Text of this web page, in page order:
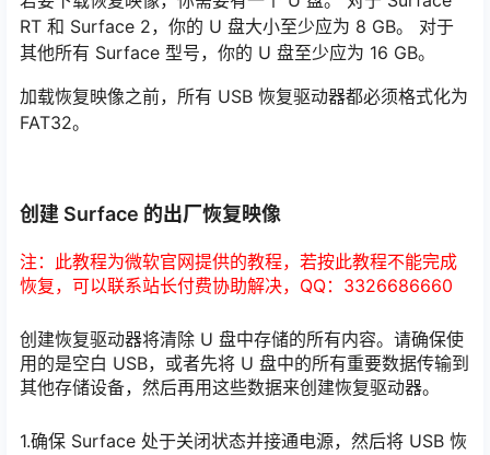
RT 和 Surface 2，你的 U 盘大小至少应为 8 GB。 对于
其他所有 Surface 型号，你的 U 盘至少应为 16 GB。
加载恢复映像之前，所有 USB 恢复驱动器都必须格式化为
FAT32。
创建 Surface 的出厂恢复映像
注：此教程为微软官网提供的教程，若按此教程不能完成
恢复，可以联系站长付费协助解决，QQ：3326686660
创建恢复驱动器将清除 U 盘中存储的所有内容。请确保使
用的是空白 USB，或者先将 U 盘中的所有重要数据传输到
其他存储设备，然后再用这些数据来创建恢复驱动器。
1.确保 Surface 处于关闭状态并接通电源，然后将 USB 恢